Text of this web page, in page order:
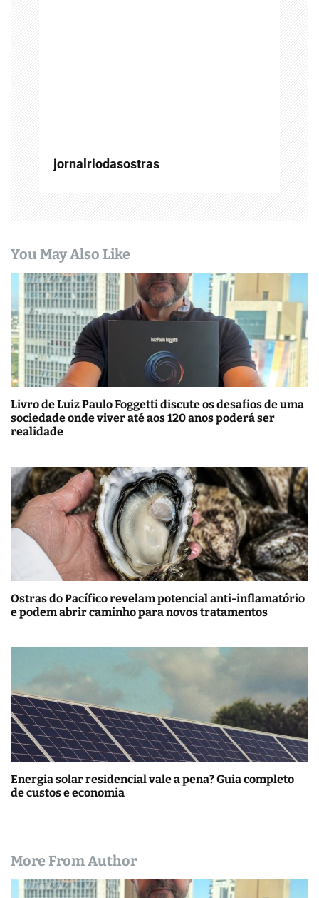
jornalriodasostras
You May Also Like
Livro de Luiz Paulo Foggetti discute os desafios de uma
sociedade onde viver até aos 120 anos poderá ser
realidade
Ostras do Pacífico revelam potencial anti-inflamatório
e podem abrir caminho para novos tratamentos
Energia solar residencial vale a pena? Guia completo
de custos e economia
More From Author